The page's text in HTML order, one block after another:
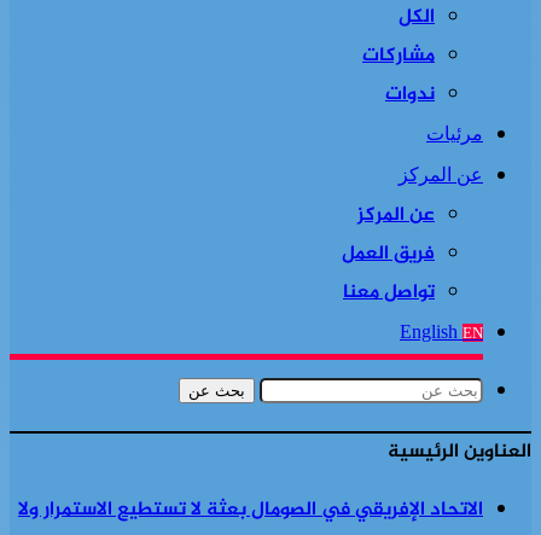
الكل
مشاركات
ندوات
مرئيات
عن المركز
عن المركز
فريق العمل
تواصل معنا
English EN
بحث عن
العناوين الرئيسية
الاتحاد الإفريقي في الصومال بعثة لا تستطيع الاستمرار ولا